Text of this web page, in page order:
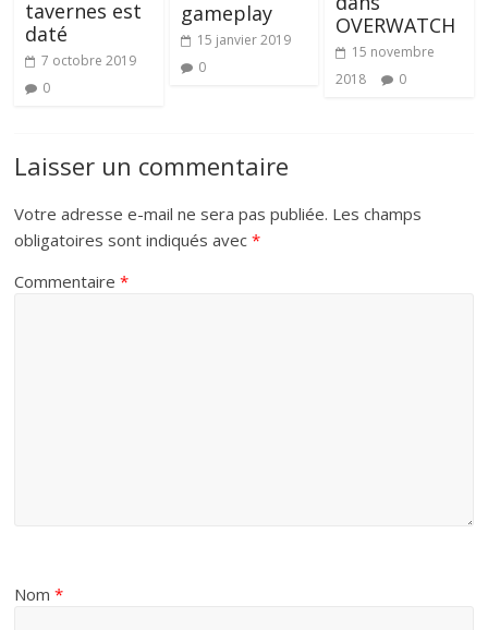
tavernes est
daté
7 octobre 2019
0
gameplay
15 janvier 2019
0
OVERWATCH
15 novembre
2018
0
Laisser un commentaire
Votre adresse e-mail ne sera pas publiée. Les champs
obligatoires sont indiqués avec*
Commentaire*
Nom*